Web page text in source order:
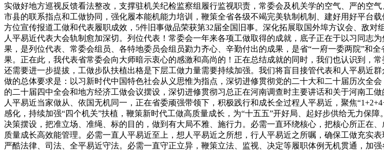
实做好地方巡视反馈看法整改，支撑驻机关纪检监察组履行监视职责，常委会及机关学的空气、严的空
市县的联系指点和工做协同，强化履本能机能力培训，鞭策全省各级不竭完美轨制机制、建好用好平台
方位宣传报道工做和代表履职成效，5件旧事做品荣获第32届全国旧事。深化拓展取国外埠方议会、敌
人平易近代表大会轨制愈加深切。列位代表！常委会一年来各项工做取得的成就，底子正在于以习同志
果，是列位代表、常委会组员、各特地委员会组员勠力齐心、辛勤付出的成果，是省“一府一委两院”和
果。正在此，我代表省常委会向大师暗示衷心的感激和高尚的！正在总结成就的同时，我们也认识到，
还需要进一步提拔，工做步队扶植出格是下层工做力量需要持续加强。我们将盲目接管代表和人平易近
做的总体要求是：以习新时代中国特色社会从义思惟为指点，深切进修贯彻党的二十大和二十届历次全
的二十届四中全会和地方经济工做会议摆设，深切进修贯彻习总正在河南调查时主要讲话和关于河南工
人平易近当家做从、依国无机同一，正在省委顽强带领下，积极践行和成长全过程人平易近，聚焦
感化，持续加强“四个机关”扶植，鞭策新时代工做高质量成长，为“十五五”开好局、起好步供给无力保
决策摆设，把准立场、准绳、标的目的，做到有大局不雅、施行力。必需一直环绕核心，把核心所正在
质量成长高效能管理。必需一直人平易近至上，想人平易近之所想，行人平易近之所嘱，确保工做充实
严酷法律、司法、全平易近守法。必需一直守正立异，鞭策立法、监视、决定等履职体例无机贯通，加